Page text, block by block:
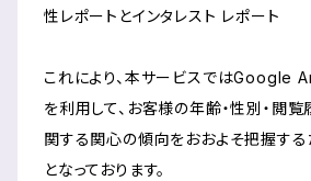
性レポートとインタレスト レポート
これにより、本サービスでは
を利用して、お客様の年齢・性別・閲
関する関心の傾向をおおよそ把握す
となっております。